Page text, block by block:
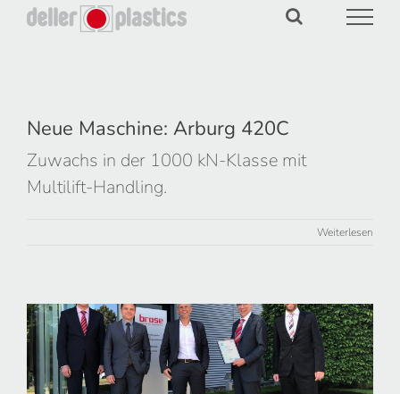
Zum
Neue Maschine: Arburg 420C
Zuwachs in der 1000 kN-Klasse mit
Multilift-Handling.
Weiterlesen
Brose Key-Supplier-Recognition für